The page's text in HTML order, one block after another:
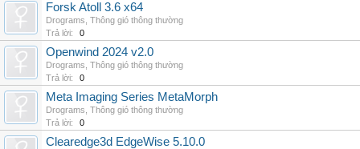
Forsk Atoll 3.6 x64
Drograms Thông gió thông thường
Trả lời:
0
Openwind 2024 v2.0
Drograms Thông gió thông thường
Trả lời:
0
Meta Imaging Series MetaMorph
Drograms Thông gió thông thường
Trả lời:
0
Clearedge3d EdgeWise 5.10.0